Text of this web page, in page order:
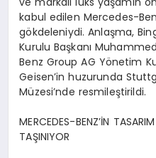
kabul edilen Mercedes-
gökdeleniydi. Anlaşma,
Kurulu Başkanı
Benz Group AG Yönetim
Geisen’in huzurunda
Müzesi’nde resmileştirildi.
MERCEDES-BENZ’İN TASARIM
TAŞINIYOR